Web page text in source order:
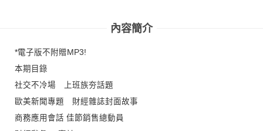
內容簡介
*電子版不附贈MP3!
本期目錄
社交不冷場 上班族夯話題
歐美新聞專題 財經雜誌封面故事
商務應用會話 佳節銷售總動員